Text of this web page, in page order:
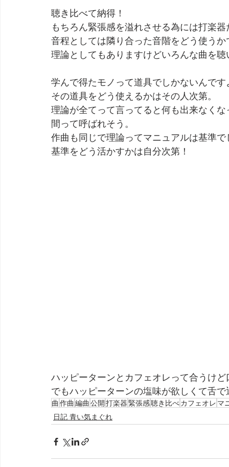
聴き比べて納得！
もちろん緊張感を溢れさせる為には打楽
音程としては隣り合った音階をどう使う
理論としてもありますけどいろんな曲を
学んで得たモノって道具でしかないんです
その道具をどう使えるかはその人次第。
理論が全てって言ってると何も出来なく
間って呼ばれそう。
作曲も同じで理論ってマニュアルは基準
基準をどう活かすかは自分次第！
ハッピーターンとカフェオレって合うけ
でもハッピーターンの塩味が欲しくて舌
曲 作曲 編曲 公開打楽器 緊張感聴き比べカフェオレ マ
日記 青い気まぐれ